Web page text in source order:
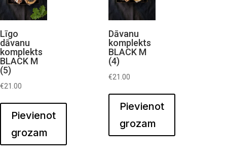
Līgo
dāvanu
komplekts
BLACK M
(5)
€21.00
Pievienot
grozam
Dāvanu
komplekts
BLACK M
(4)
€21.00
Pievienot
grozam